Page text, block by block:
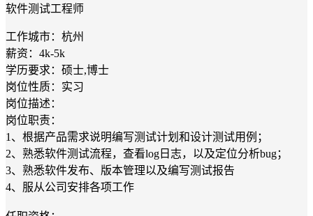
软件测试工程师
工作城市：杭州
薪资：4k-5k
学历要求：硕士,博士
岗位性质：实习
岗位描述：
岗位职责：
1、根据产品需求说明编写测试计划和设计测试用例；
2、熟悉软件测试流程，查看log日志，以及定位分析bug；
3、熟悉软件发布、版本管理以及编写测试报告
4、服从公司安排各项工作